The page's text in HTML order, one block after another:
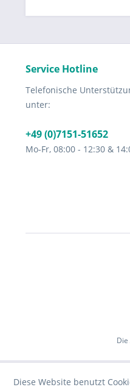
Service Hotline
Telefonische
unter:
+49 (0)7151-51652
Mo-Fr, 08:00 - 12:30 &
Diese Website benutzt